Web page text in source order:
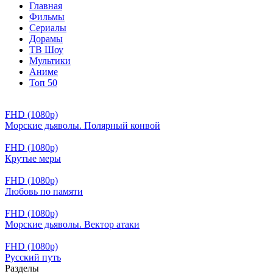
Главная
Фильмы
Сериалы
Дорамы
ТВ Шоу
Мультики
Аниме
Топ 50
FHD (1080p)
Морские дьяволы. Полярный конвой
FHD (1080p)
Крутые меры
FHD (1080p)
Любовь по памяти
FHD (1080p)
Морские дьяволы. Вектор атаки
FHD (1080p)
Русский путь
Разделы